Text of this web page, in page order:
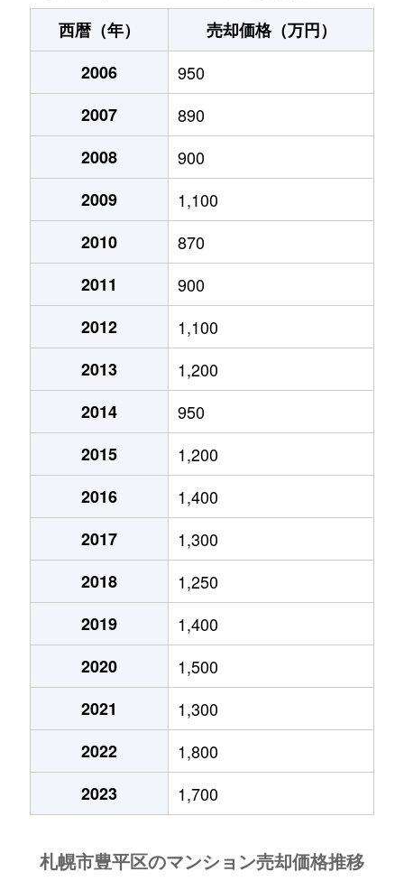
月寒中央通
3,000万円 月寒中央
月寒中央通
2,000万円
月寒中央通
260万円
月寒中央通
3,000万円
月寒中央通
3,300万円
月寒西１条
2,900万円
月寒西１条
1,600万円
月寒西１条
1,400万円
月寒西１条
1,100万円
月寒西２条
2,000万円
月寒西３条
1,800万円
月寒西３条
1,500万円
月寒西３条
1,700万円
月寒西３条
1,800万円
月寒西４条
1,700万円
月寒西４条
880万円
月寒西４条
700万円
月寒西５条
810万円
月寒西５条
1,600万円
月寒東１条
2,300万円 月寒中央
徒歩
西暦（年）
売却価格（万円）
2006
950
2007
890
2008
900
2009
1,100
2010
870
2011
900
2012
1,100
2013
1,200
2014
950
2015
1,200
2016
1,400
2017
1,300
2018
1,250
2019
1,400
2020
1,500
2021
1,300
2022
1,800
2023
1,700